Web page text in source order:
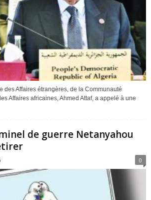
des Affaires étrangères, de la Communauté
Affaires africaines, Ahmed Attaf, a appelé à une
de guerre Netanyahou
0